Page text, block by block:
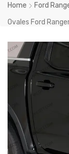
Home Ford
Ovales Ford